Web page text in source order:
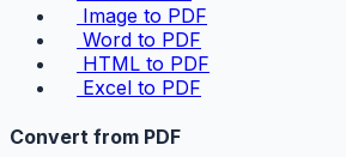
Image to PDF
Word to PDF
HTML to PDF
Excel to PDF
Convert from PDF